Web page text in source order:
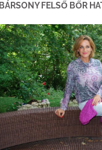
BÁRSONY FELSŐ BŐR